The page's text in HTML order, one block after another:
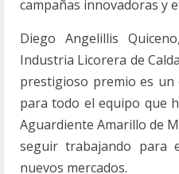
campañas innovadoras y
Diego Angelillis
Industria Licorera de
prestigioso premio es
para todo el equipo que
Aguardiente Amarillo de
seguir trabajando para
nuevos mercados.